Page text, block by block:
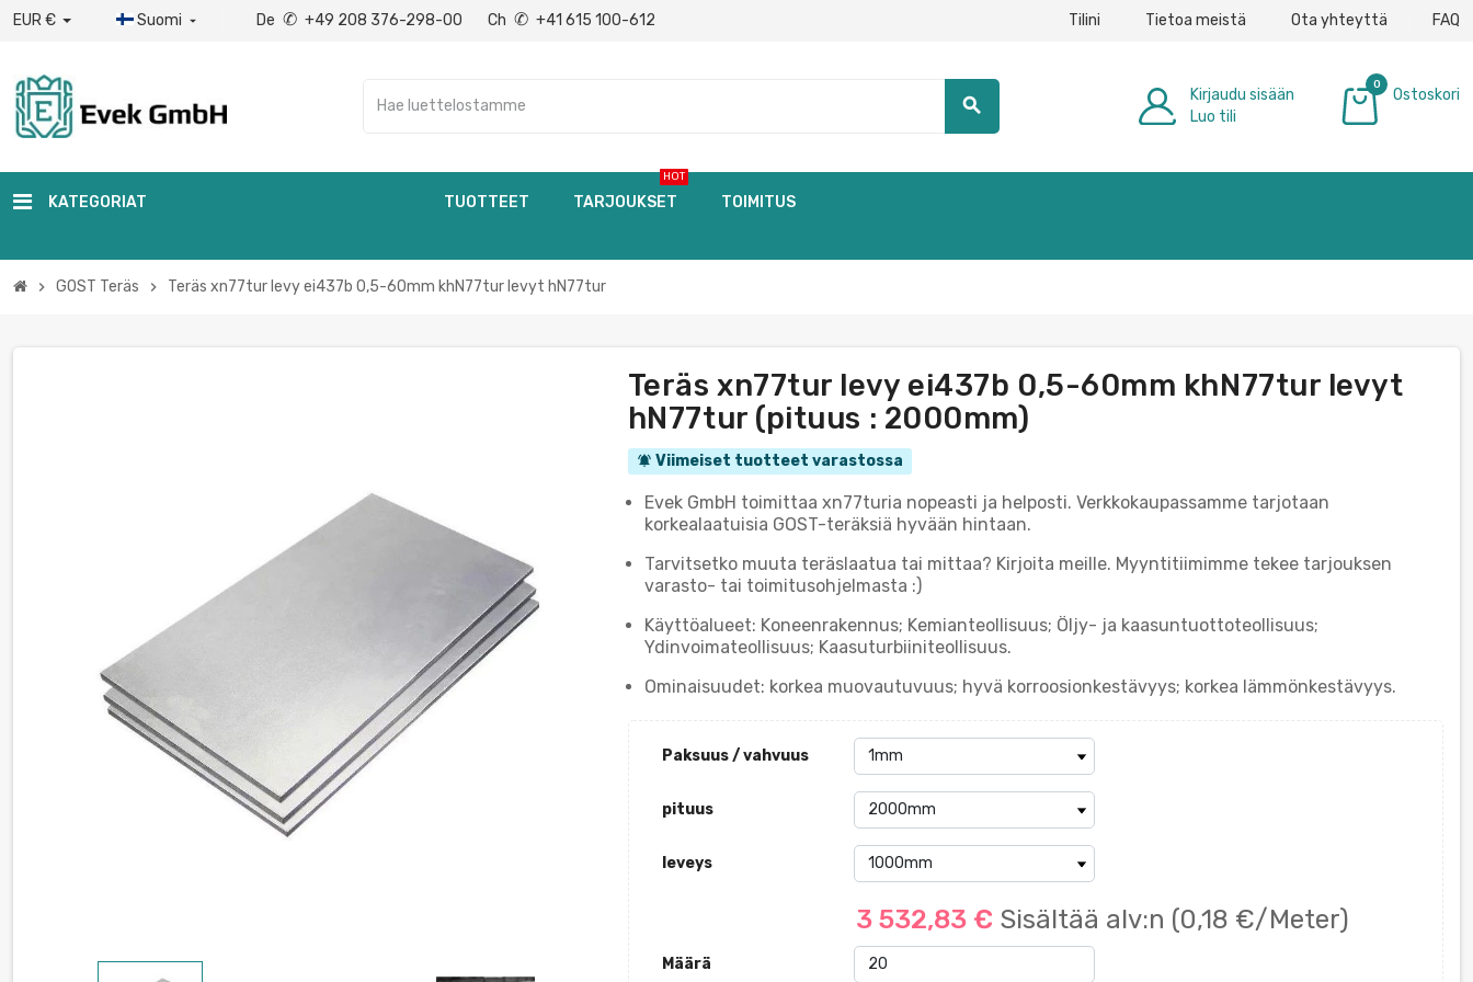
EUR € Suomi  De ✆ +49 208 376-298-00 Ch ✆ +41 615 100-612 Tilini Tietoa meistä Ota yhteyttä FAQ
search
Kirjaudu sisään
Luo tili
0
Ostoskori
KATEGORIAT TUOTTEET TARJOUKSET
HOT
TOIMITUS
chevron_right GOST Teräs chevron_right Teräs xn77tur levy ei437b 0,5-60mm khN77tur levyt hN77tur
Teräs xn77tur levy ei437b 0,5-60mm khN77tur levyt
hN77tur (pituus : 2000mm)
notifications_active Viimeiset tuotteet varastossa
Evek GmbH toimittaa xn77turia nopeasti ja helposti. Verkkokaupassamme tarjotaan
korkealaatuisia GOST-teräksiä hyvään hintaan.
Tarvitsetko muuta teräslaatua tai mittaa? Kirjoita meille. Myyntitiimimme tekee tarjouksen
varasto- tai toimitusohjelmasta :)
Käyttöalueet: Koneenrakennus; Kemianteollisuus; Öljy- ja kaasuntuottoteollisuus;
Ydinvoimateollisuus; Kaasuturbiiniteollisuus.
Ominaisuudet: korkea muovautuvuus; hyvä korroosionkestävyys; korkea lämmönkestävyys.
Paksuus / vahvuus
pituus
leveys
3 532,83 € Sisältää alv:n (0,18 €/Meter)
Määrä